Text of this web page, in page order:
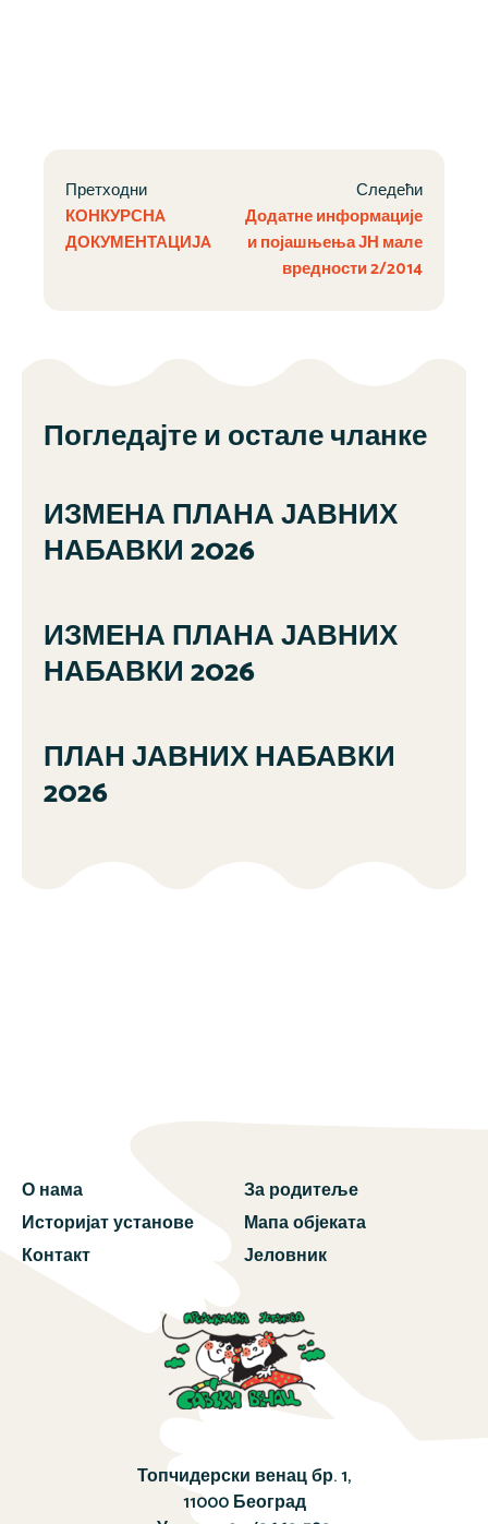
Претходни
КОНКУРСНA
ДОКУМЕНТАЦИЈA
Следећи
Додатне информације
и појашњења ЈН мале
вредности 2/2014
Погледајте и остале чланке
ИЗМЕНА ПЛАНА ЈАВНИХ
НАБАВКИ 2026
ИЗМЕНА ПЛАНА ЈАВНИХ
НАБАВКИ 2026
ПЛАН ЈАВНИХ НАБАВКИ
2026
О нама
Историјат установе
Контакт
За родитеље
Мапа објеката
Јеловник
Топчидерски венац бр. 1,
11000 Београд